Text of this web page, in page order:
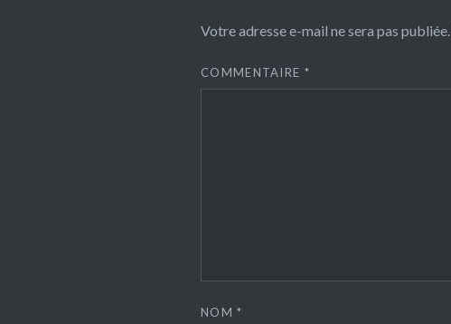
Votre adresse e-mail ne sera pas publiée.
COMMENTAIRE *
NOM*